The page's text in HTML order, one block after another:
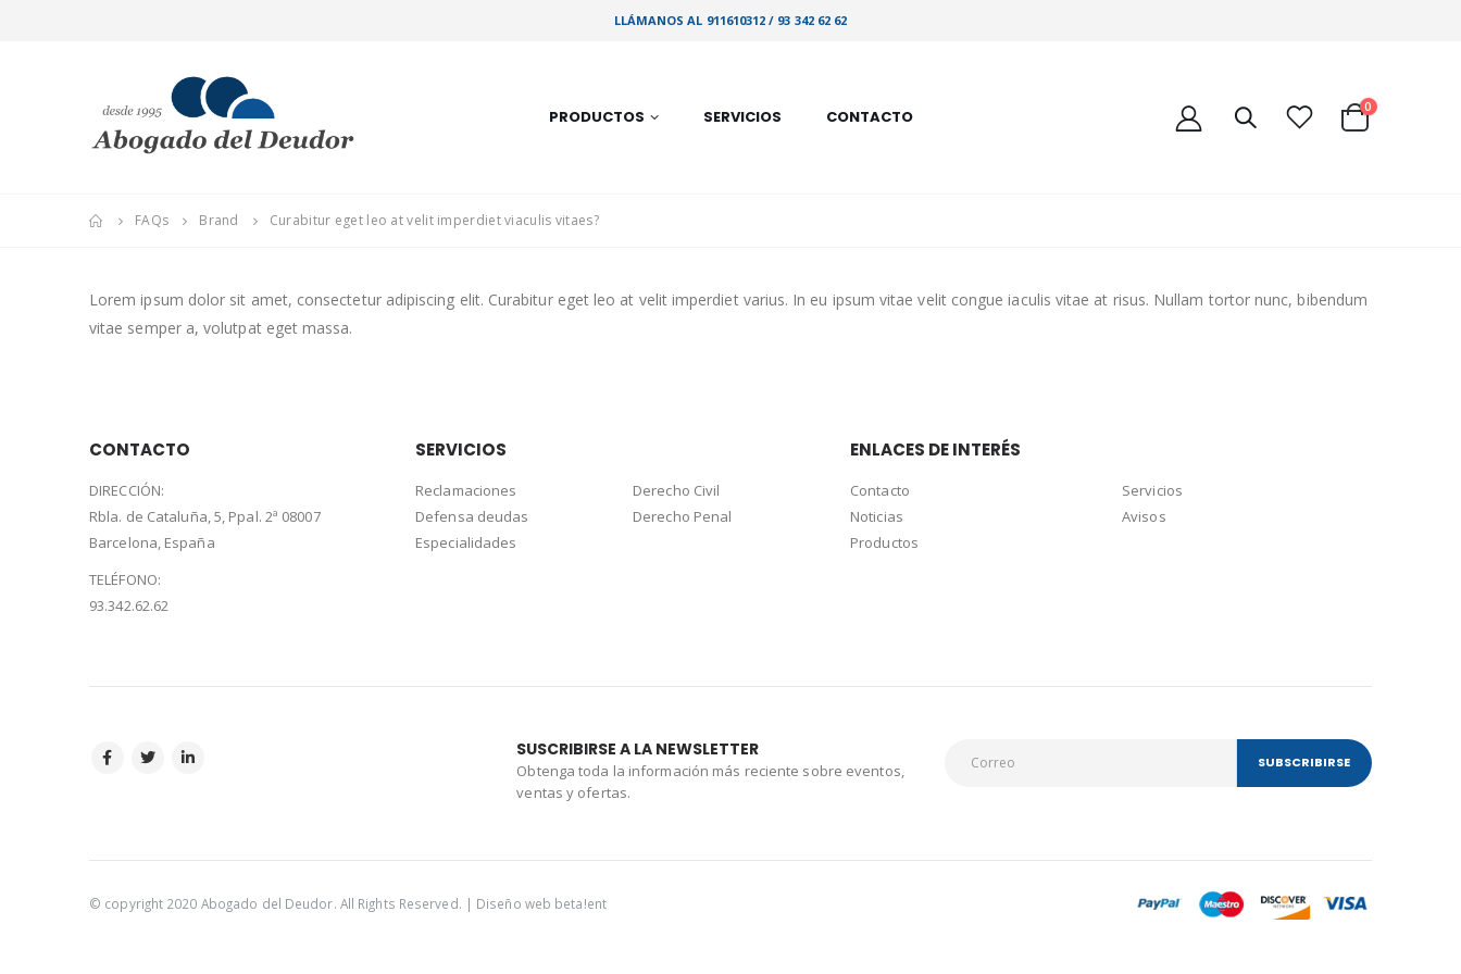
LLÁMANOS AL 911610312 / 93 342 62 62
PRODUCTOS SERVICIOS CONTACTO 0
FAQs Brand Curabitur eget leo at velit imperdiet viaculis vitaes?
Lorem ipsum dolor sit amet, consectetur adipiscing elit. Curabitur eget leo at velit imperdiet varius. In eu ipsum vitae velit congue iaculis vitae at risus. Nullam tortor nunc, bibendum
vitae semper a, volutpat eget massa.
CONTACTO
DIRECCIÓN:
Rbla. de Cataluña, 5, Ppal. 2ª 08007
Barcelona, España
TELÉFONO:
93.342.62.62
SERVICIOS
Reclamaciones
Defensa deudas
Especialidades
Derecho Civil
Derecho Penal
ENLACES DE INTERÉS
Contacto
Noticias
Productos
Servicios
Avisos
SUSCRIBIRSE A LA NEWSLETTER
Obtenga toda la información más reciente sobre eventos,
ventas y ofertas.
© copyright 2020 Abogado del Deudor. All Rights Reserved. | Diseño web beta!ent